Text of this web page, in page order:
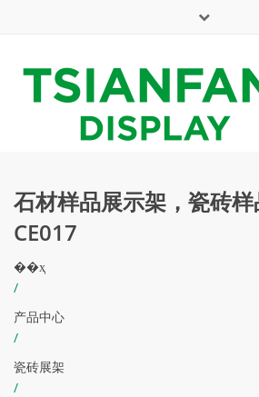
周一 - 周六: 7:00 -
石材样品展示架，瓷砖
CE017
��ҳ
/
产品中心
/
瓷砖展架
/